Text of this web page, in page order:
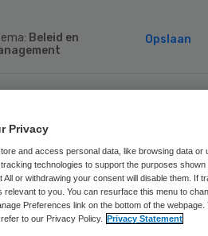
Beleid en
Opslaan
rvb bij
Privacy
and access personal data, like browsing data or
technologies to support the purposes
All or withdrawing your consent will disable them. If
relevant to you. You can resurface this menu to
Preferences link on the bottom of the
to our Privacy Policy. Privacy Statement